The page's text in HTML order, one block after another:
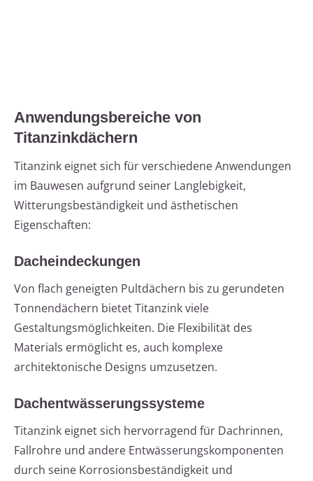
Anwendungsbereiche von
Titanzinkdächern
Titanzink eignet sich für verschiedene Anwendungen
im Bauwesen aufgrund seiner Langlebigkeit,
Witterungsbeständigkeit und ästhetischen
Eigenschaften:
Dacheindeckungen
Von flach geneigten Pultdächern bis zu gerundeten
Tonnendächern bietet Titanzink viele
Gestaltungsmöglichkeiten. Die Flexibilität des
Materials ermöglicht es, auch komplexe
architektonische Designs umzusetzen.
Dachentwässerungssysteme
Titanzink eignet sich hervorragend für Dachrinnen,
Fallrohre und andere Entwässerungskomponenten
durch seine Korrosionsbeständigkeit und